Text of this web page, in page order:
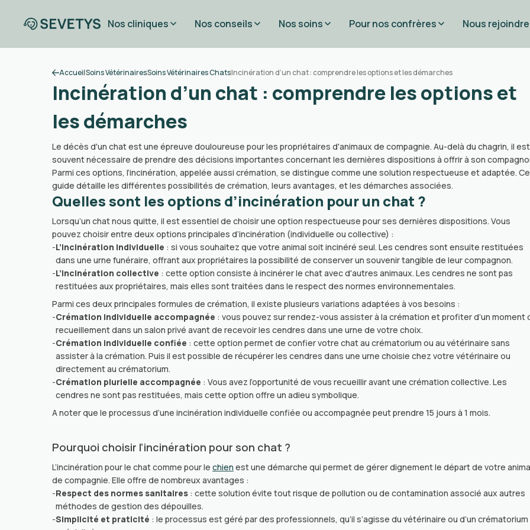
Nos cliniques Nos conseils Nos soins Pour nos confrères Nous rejoindre
AccueilSoins VétérinairesSoins Vétérinaires ChatsIncinération d’un chat : comprendre les options et les démarches
Incinération d’un chat : comprendre les options et
les démarches
Le décès d'un chat est une épreuve douloureuse pour les propriétaires d'animaux de compagnie. Au-delà du chagrin, il est
souvent nécessaire de prendre des décisions importantes concernant les dernières dispositions à offrir à son
Parmi ces options, l’incinération, appelée aussi crémation, se distingue comme une solution respectueuse et adaptée. Ce
guide détaille les différentes possibilités de crémation, leurs avantages, et les démarches associées.
Quelles sont les options d’incinération pour un chat ?
Lorsqu’un chat nous quitte, il est essentiel de choisir une option respectueuse pour ses dernières dispositions. Vous
pouvez choisir entre deux options principales d’incinération (individuelle ou collective) :
-L’incinération individuelle : si vous souhaitez que votre animal soit incinéré seul. Les cendres sont ensuite restituées
dans une urne funéraire, offrant aux propriétaires la possibilité de conserver un souvenir tangible de leur compagnon.
-L’incinération collective : cette option consiste à incinérer le chat avec d'autres animaux. Les cendres ne sont pas
restituées aux propriétaires, mais elles sont traitées dans le respect des normes environnementales.
Parmi ces deux principales formules de crémation, il existe plusieurs variations adaptées à vos besoins :
-Crémation individuelle accompagnée : vous pouvez sur rendez-vous assister à la crémation et profiter d’un moment
recueillement dans un salon privé avant de recevoir les cendres dans une urne de votre choix.
-Crémation individuelle confiée : cette option permet de confier votre chat au crématorium ou au vétérinaire sans
assister à la crémation. Puis il est possible de récupérer les cendres dans une urne choisie chez votre vétérinaire ou
directement au crématorium.
-Crémation plurielle accompagnée : Vous avez l’opportunité de vous recueillir avant une crémation collective. Les
cendres ne sont pas restituées, mais cette option offre un adieu symbolique.
A noter que le processus d’une incinération individuelle confiée ou accompagnée peut prendre 15 jours à 1 mois.
Pourquoi choisir l’incinération pour son chat ?
L’incinération pour le chat comme pour le chien est une démarche qui permet de gérer dignement le départ de votre
de compagnie. Elle offre de nombreux avantages :
-Respect des normes sanitaires : cette solution évite tout risque de pollution ou de contamination associé aux autres
méthodes de gestion des dépouilles.
-Simplicité et praticité : le processus est géré par des professionnels, qu’il s’agisse du vétérinaire ou d’un crématorium